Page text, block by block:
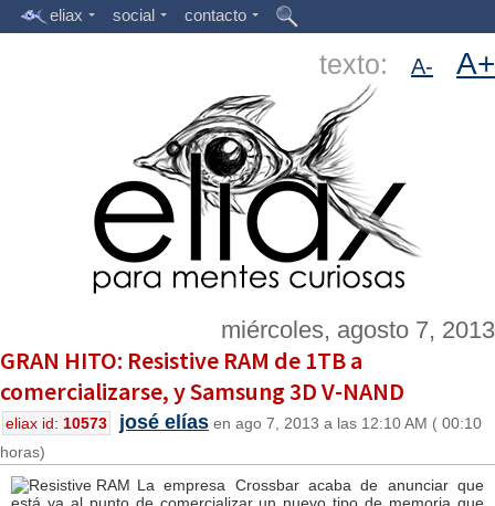
eliax social contacto
texto: A- A+
miércoles, agosto 7, 2013
GRAN HITO: Resistive RAM de 1TB a
comercializarse, y Samsung 3D V-NAND
eliax id: 10573 josé elías en ago 7, 2013 a las 12:10 AM ( 00:10
horas)
La empresa Crossbar acaba de anunciar que